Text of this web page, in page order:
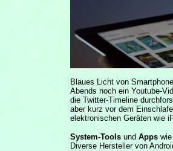
Blaues Licht von
Abends noch ein Youtube-
die Twitter-Timeline
aber kurz vor dem
elektronischen Geräten wie
System-Tools und Apps
Diverse Hersteller von